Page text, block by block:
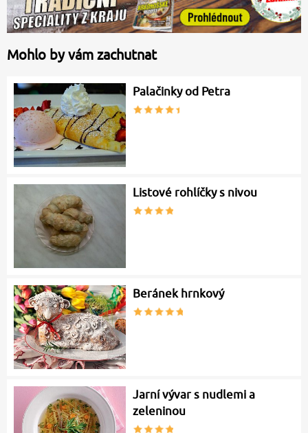
Mohlo by vám zachutnat
Palačinky od Petra
Listové rohlíčky s nivou
Beránek hrnkový
Jarní vývar s nudlemi a
zeleninou